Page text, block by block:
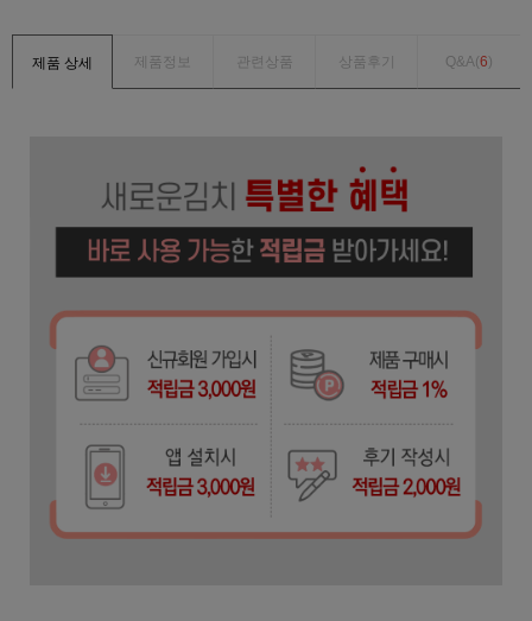
제품 상세 제품정보 관련상품 상품후기 Q&A(6)